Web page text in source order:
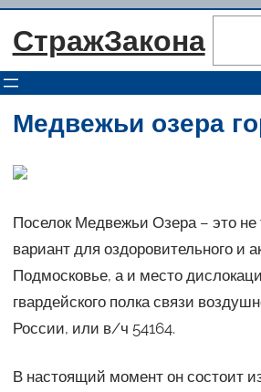
Перейти
СтражЗакона
Медвежьи озера
Поселок Медвежьи Озера – это
вариант для оздоровительного и
Подмосковье, а и место
гвардейского полка связи
России, или в/ч 54164.
В настоящий момент он состоит